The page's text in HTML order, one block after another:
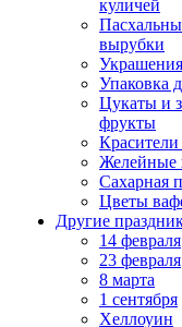
куличей
вырубки
Упаковка
Цукаты и
фрукты
Желейные
Сахарная
Цветы
Другие
14 февраля
23 февраля
8 марта
1 сентября
Хеллоуин